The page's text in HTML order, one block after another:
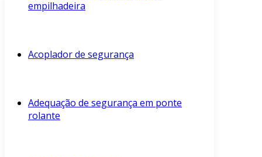
empilhadeira
Acoplador de segurança
Adequação de segurança em ponte
rolante